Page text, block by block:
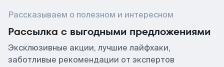
Рассказываем о полезном и интересном
Рассылка с выгодными предложениями
Эксклюзивные акции, лучшие лайфхаки,
заботливые рекомендации от экспертов